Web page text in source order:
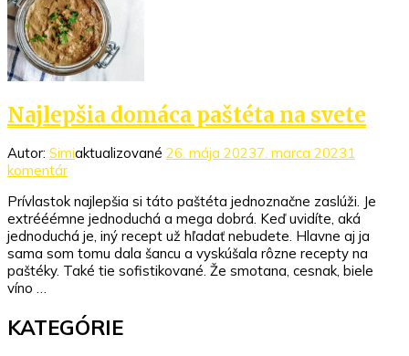
Najlepšia domáca paštéta na svete
Autor: Simiaktualizované 26. mája 20237. marca 20231
komentárna
domáca
paštéta
na
svete
Prívlastok najlepšia si táto paštéta jednoznačne zaslúži. Je
extrééémne jednoduchá a mega dobrá. Keď uvidíte, aká
jednoduchá je, iný recept už hľadať nebudete. Hlavne aj ja
sama som tomu dala šancu a vyskúšala rôzne recepty na
paštéky. Také tie sofistikované. Že smotana, cesnak, biele
víno …
KATEGÓRIE